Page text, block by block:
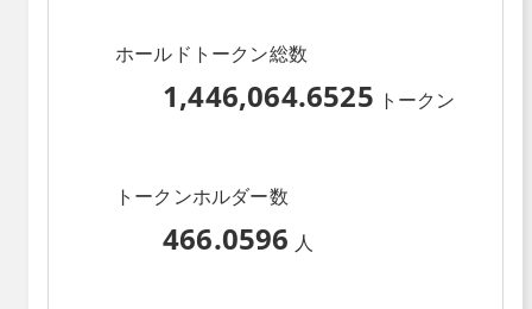
ホールドトークン総数
1,446,064.6525 トークン
トークンホルダー数
466.0596 人